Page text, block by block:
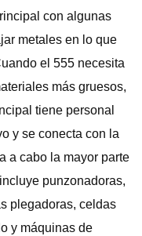
con algunas
metales en lo que
el 555 necesita
más gruesos,
tiene personal
y se conecta con la
a cabo la mayor parte
punzonadoras,
plegadoras, celdas
y máquinas de